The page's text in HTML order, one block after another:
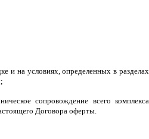
и на условиях, определенных в разделах
сопровождение всего комплекса
Договора оферты.